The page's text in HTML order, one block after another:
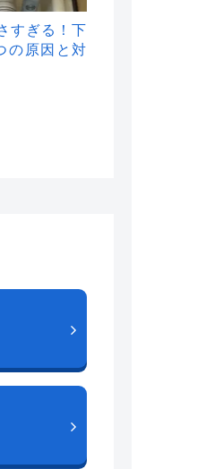
すぎる！下
の原因と対